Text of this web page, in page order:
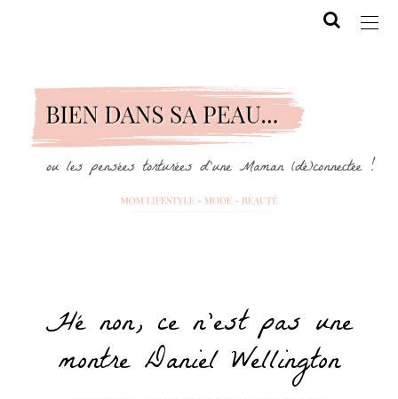
Hé non, ce n’est pas une
montre Daniel Wellington